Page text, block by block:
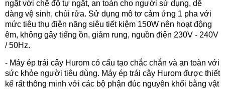
ngặt với chế độ tự ngắt, an toàn cho người sử dụng, dễ
dàng vệ sinh, chùi rửa. Sử dụng mô tơ cảm ứng 1 pha với
mức tiêu thụ điện năng siêu tiết kiệm 150W nên hoạt động
êm, không gây tiếng ồn, giảm rung, nguồn điện 230V - 240V
/ 50Hz.
- Máy ép trái cây Hurom có cấu tạo chắc chắn và an toàn với
sức khỏe người tiêu dùng. Máy ép trái cây Hurom được thiết
kế rất thông minh với các bộ phận đúc nguyên khối bằng vật